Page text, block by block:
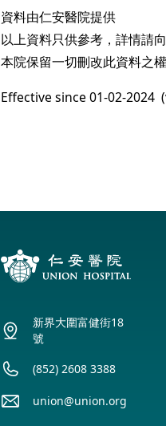
資料由仁安醫院提供
以上資料只供參考，詳情請
本院保留一切刪改此資料之
Effective since 01-02-2024
新界大圍富健街18
號
(852) 2608 3388
union@union.org